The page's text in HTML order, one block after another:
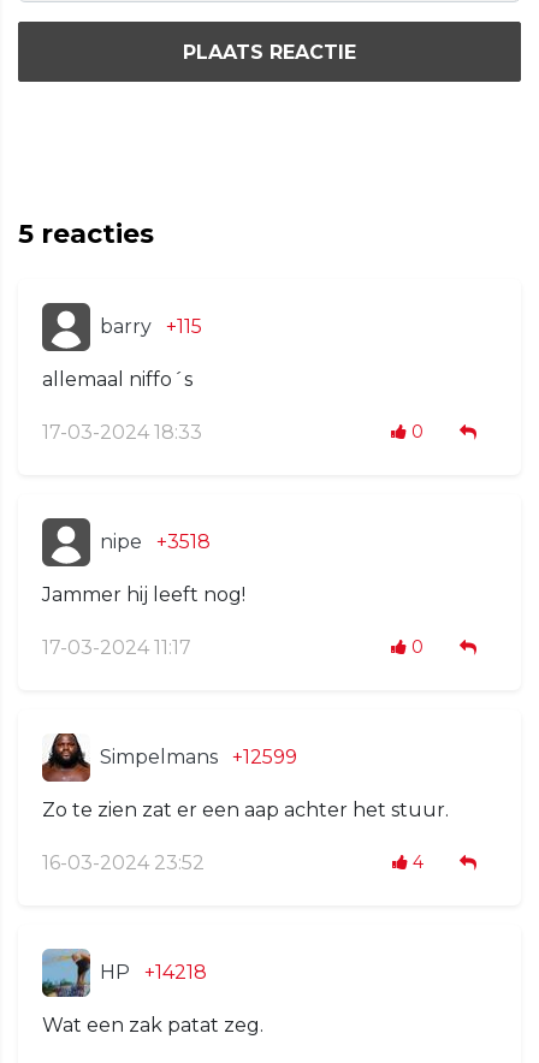
PLAATS REACTIE
5 reacties
barry +115
allemaal niffo´s
17-03-2024 18:33 0
nipe +3518
Jammer hij leeft nog!
17-03-2024 11:17 0
Simpelmans +12599
Zo te zien zat er een aap achter het stuur.
16-03-2024 23:52 4
HP +14218
Wat een zak patat zeg.